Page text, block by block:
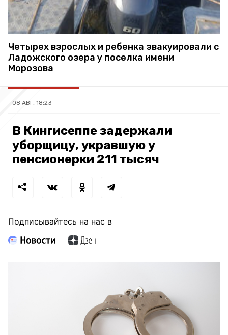
Четырех взрослых и ребенка эвакуировали с
Ладожского озера у поселка имени
Морозова
08 АВГ, 18:23
В Кингисеппе задержали
уборщицу, укравшую у
пенсионерки 211 тысяч
Подписывайтесь на нас в